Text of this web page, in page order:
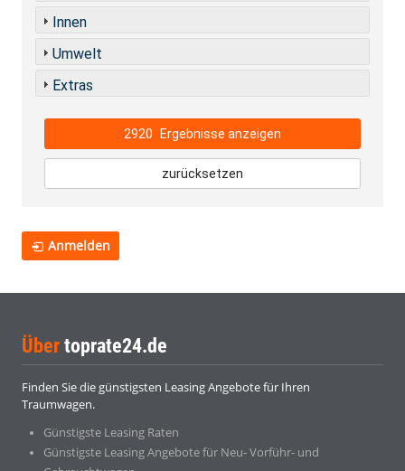
Innen
Umwelt
Extras
2920 Ergebnisse anzeigen
zurücksetzen
Anmelden
Über toprate24.de
Finden Sie die günstigsten Leasing Angebote für Ihren
Traumwagen.
Günstigste Leasing Raten
Günstigste Leasing Angebote für Neu- Vorführ- und